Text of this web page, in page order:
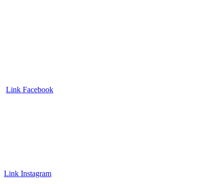
Link Facebook
Link Instagram